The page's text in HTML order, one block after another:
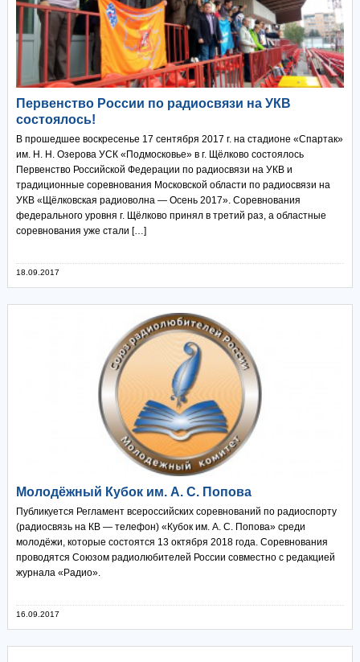
Первенство России по радиосвязи на УКВ
состоялось!
В прошедшее воскресенье 17 сентября 2017 г. на стадионе «Спартак»
им. Н. Н. Озерова УСК «Подмосковье» в г. Щёлково состоялось
Первенство Российской Федерации по радиосвязи на УКВ и
традиционные соревнования Московской области по радиосвязи на
УКВ «Щёлковская радиоволна — Осень 2017». Соревнования
федерального уровня г. Щёлково принял в третий раз, а областные
соревнования уже стали […]
18.09.2017
Молодёжный Кубок им. А. С. Попова
Публикуется Регламент всероссийских соревнований по радиоспорту
(радиосвязь на КВ — телефон) «Кубок им. А. С. Попова» среди
молодёжи, которые состоятся 13 октября 2018 года. Соревнования
проводятся Союзом радиолюбителей России совместно с редакцией
журнала «Радио».
16.09.2017